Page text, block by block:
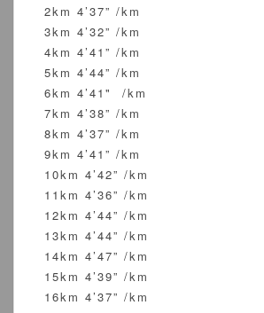
2km 4’37” /km
3km 4’32” /km
4km 4’41” /km
5km 4’44” /km
6km 4’41" /km
7km 4’38” /km
8km 4’37” /km
9km 4’41” /km
10km 4’42” /km
11km 4’36” /km
12km 4’44” /km
13km 4’44” /km
14km 4’47” /km
15km 4’39” /km
16km 4’37” /km